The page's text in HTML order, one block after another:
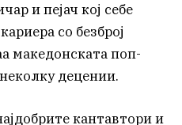
и пејач кој себе
со безброј
македонската поп-
децении.
кантавтори и